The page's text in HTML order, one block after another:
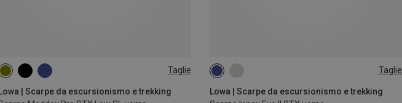
Taglie
Lowa | Scarpe da escursionismo e trekking
Taglie
Lowa | Scarpe da escursionismo e trekking